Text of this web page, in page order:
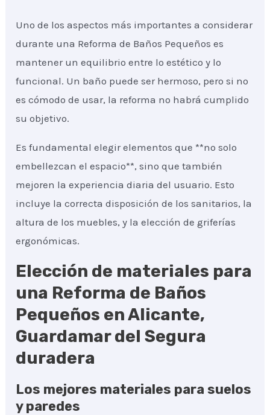
Uno de los aspectos más importantes a considerar
durante una Reforma de Baños Pequeños es
mantener un equilibrio entre lo estético y lo
funcional. Un baño puede ser hermoso, pero si no
es cómodo de usar, la reforma no habrá cumplido
su objetivo.
Es fundamental elegir elementos que **no solo
embellezcan el espacio**, sino que también
mejoren la experiencia diaria del usuario. Esto
incluye la correcta disposición de los sanitarios, la
altura de los muebles, y la elección de griferías
ergonómicas.
Elección de materiales para
una Reforma de Baños
Pequeños en Alicante,
Guardamar del Segura
duradera
Los mejores materiales para suelos
y paredes